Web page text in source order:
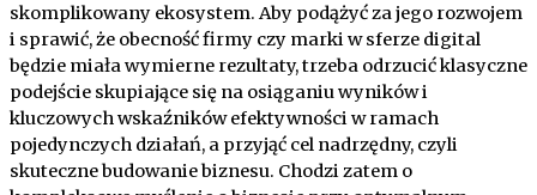
skomplikowany ekosystem. Aby podążyć za jego rozwojem
i sprawić, że obecność firmy czy marki w sferze digital
będzie miała wymierne rezultaty, trzeba odrzucić klasyczne
podejście skupiające się na osiąganiu wyników i
kluczowych wskaźników efektywności w ramach
pojedynczych działań, a przyjąć cel nadrzędny, czyli
skuteczne budowanie biznesu. Chodzi zatem o